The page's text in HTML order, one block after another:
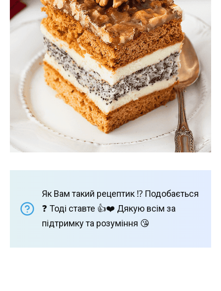
Як Вам такий рецептик ⁉️ Подобається
❓ Тоді ставте 👍❤️ Дякую всім за
підтримку та розуміння 😘